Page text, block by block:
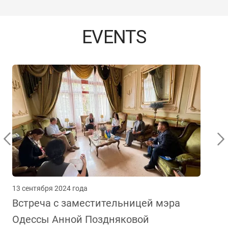
EVENTS
13 сентября 2024 года
Встреча с заместительницей мэра
Одессы Анной Поздняковой